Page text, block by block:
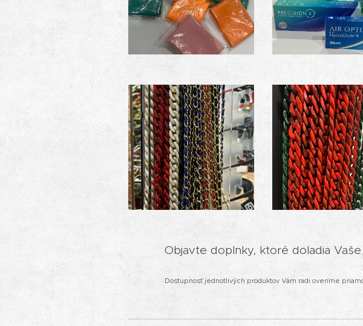
Objavte doplnky, ktoré doladia
Dostupnosť jednotlivých produktov Vám radi overíme